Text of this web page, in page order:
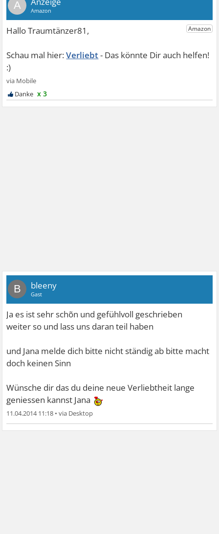
A
Verliebt
x 3
B bleeny
Gast
Ja es ist sehr schõn und gefühlvoll geschrieben
weiter so und lass uns daran teil haben
und Jana melde dich bitte nicht ständig ab bitte macht
doch keinen Sinn
Wünsche dir das du deine neue Verliebtheit lange
geniessen kannst Jana
11.04.2014 11:18 •